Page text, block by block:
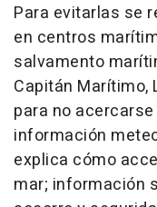
Para evitarlas se
en centros
salvamento
Capitán Marítimo,
para no
información
explica cómo
mar; información